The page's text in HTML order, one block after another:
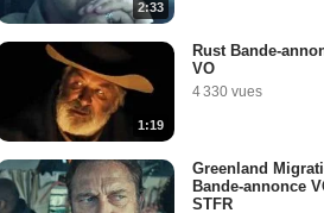
2:33
1:19
Rust Bande-
VO
4 330 vues
Greenland
Bande-annonce
STFR